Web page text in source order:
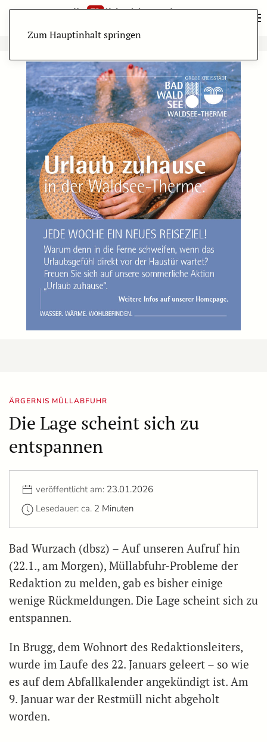
Zum Hauptinhalt springen
ÄRGERNIS MÜLLABFUHR
Die Lage scheint sich zu
entspannen
veröffentlicht am: 23.01.2026
Lesedauer: ca. 2 Minuten
Bad Wurzach (dbsz) – Auf unseren Aufruf hin
(22.1., am Morgen), Müllabfuhr-Probleme der
Redaktion zu melden, gab es bisher einige
wenige Rückmeldungen. Die Lage scheint sich zu
entspannen.
In Brugg, dem Wohnort des Redaktionsleiters,
wurde im Laufe des 22. Januars geleert – so wie
es auf dem Abfallkalender angekündigt ist. Am
9. Januar war der Restmüll nicht abgeholt
worden.